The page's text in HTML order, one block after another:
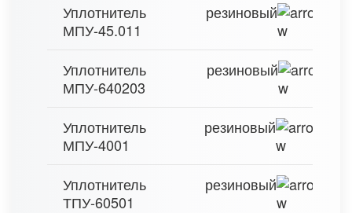
Уплотнитель резиновый
МПУ-45.011
Уплотнитель резиновый
МПУ-640203
Уплотнитель резиновый
МПУ-4001
Уплотнитель резиновый
ТПУ-60501